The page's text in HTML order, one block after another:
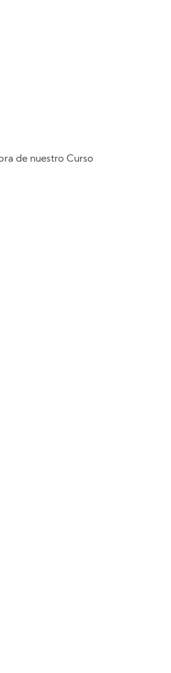
de nuestro Curso